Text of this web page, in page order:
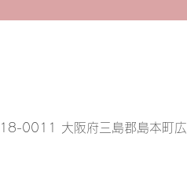
0011 大阪府三島郡島本町広